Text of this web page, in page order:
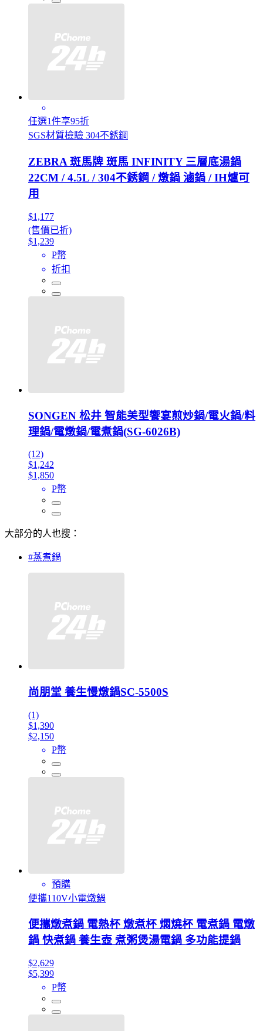
任選1件享95折
SGS材質檢驗 304不銹鋼
ZEBRA 斑馬牌 斑馬 INFINITY 三層底湯鍋
22CM / 4.5L / 304不銹鋼 / 燉鍋 滷鍋 / IH爐可
用
$1,177
(售價已折)
$1,239
P幣
折扣
SONGEN 松井 智能美型饗宴煎炒鍋/電火鍋/料
理鍋/電燉鍋/電煮鍋(SG-6026B)
(12)
$1,242
$1,850
P幣
大部分的人也搜：
#蒸煮鍋
尚朋堂 養生慢燉鍋SC-5500S
(1)
$1,390
$2,150
P幣
預購
便攜110V小電燉鍋
便攜燉煮鍋 電熱杯 燉煮杯 燜燒杯 電煮鍋 電燉
鍋 快煮鍋 養生壺 煮粥煲湯電鍋 多功能提鍋
$2,629
$5,399
P幣